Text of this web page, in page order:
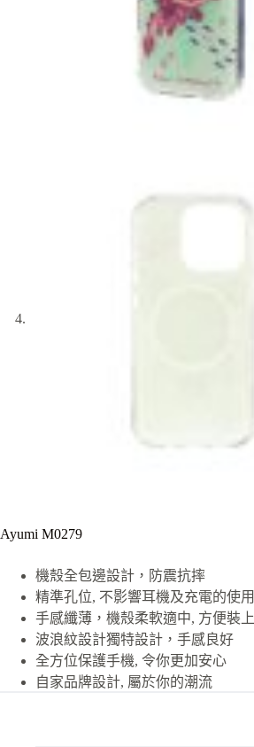
Ayumi M0279
機殼全包邊設計，防震抗摔
精準孔位, 不影響耳機及充電的使用
手感纖薄，機殼柔軟適中, 方便裝上
波浪紋設計獨特設計，手感良好
全方位保護手機, 令你更加安心
自家品牌設計, 屬於你的潮流